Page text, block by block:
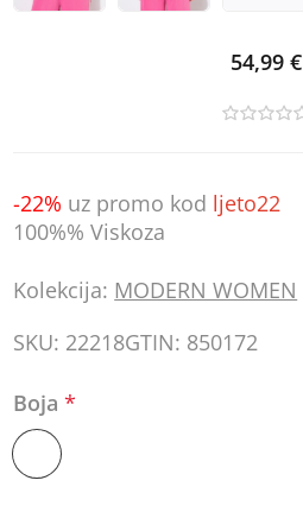
54,99 €
-22% uz promo kod ljeto22
100%% Viskoza
Kolekcija: MODERN WOMEN
SKU: 22218GTIN: 850172
Boja*